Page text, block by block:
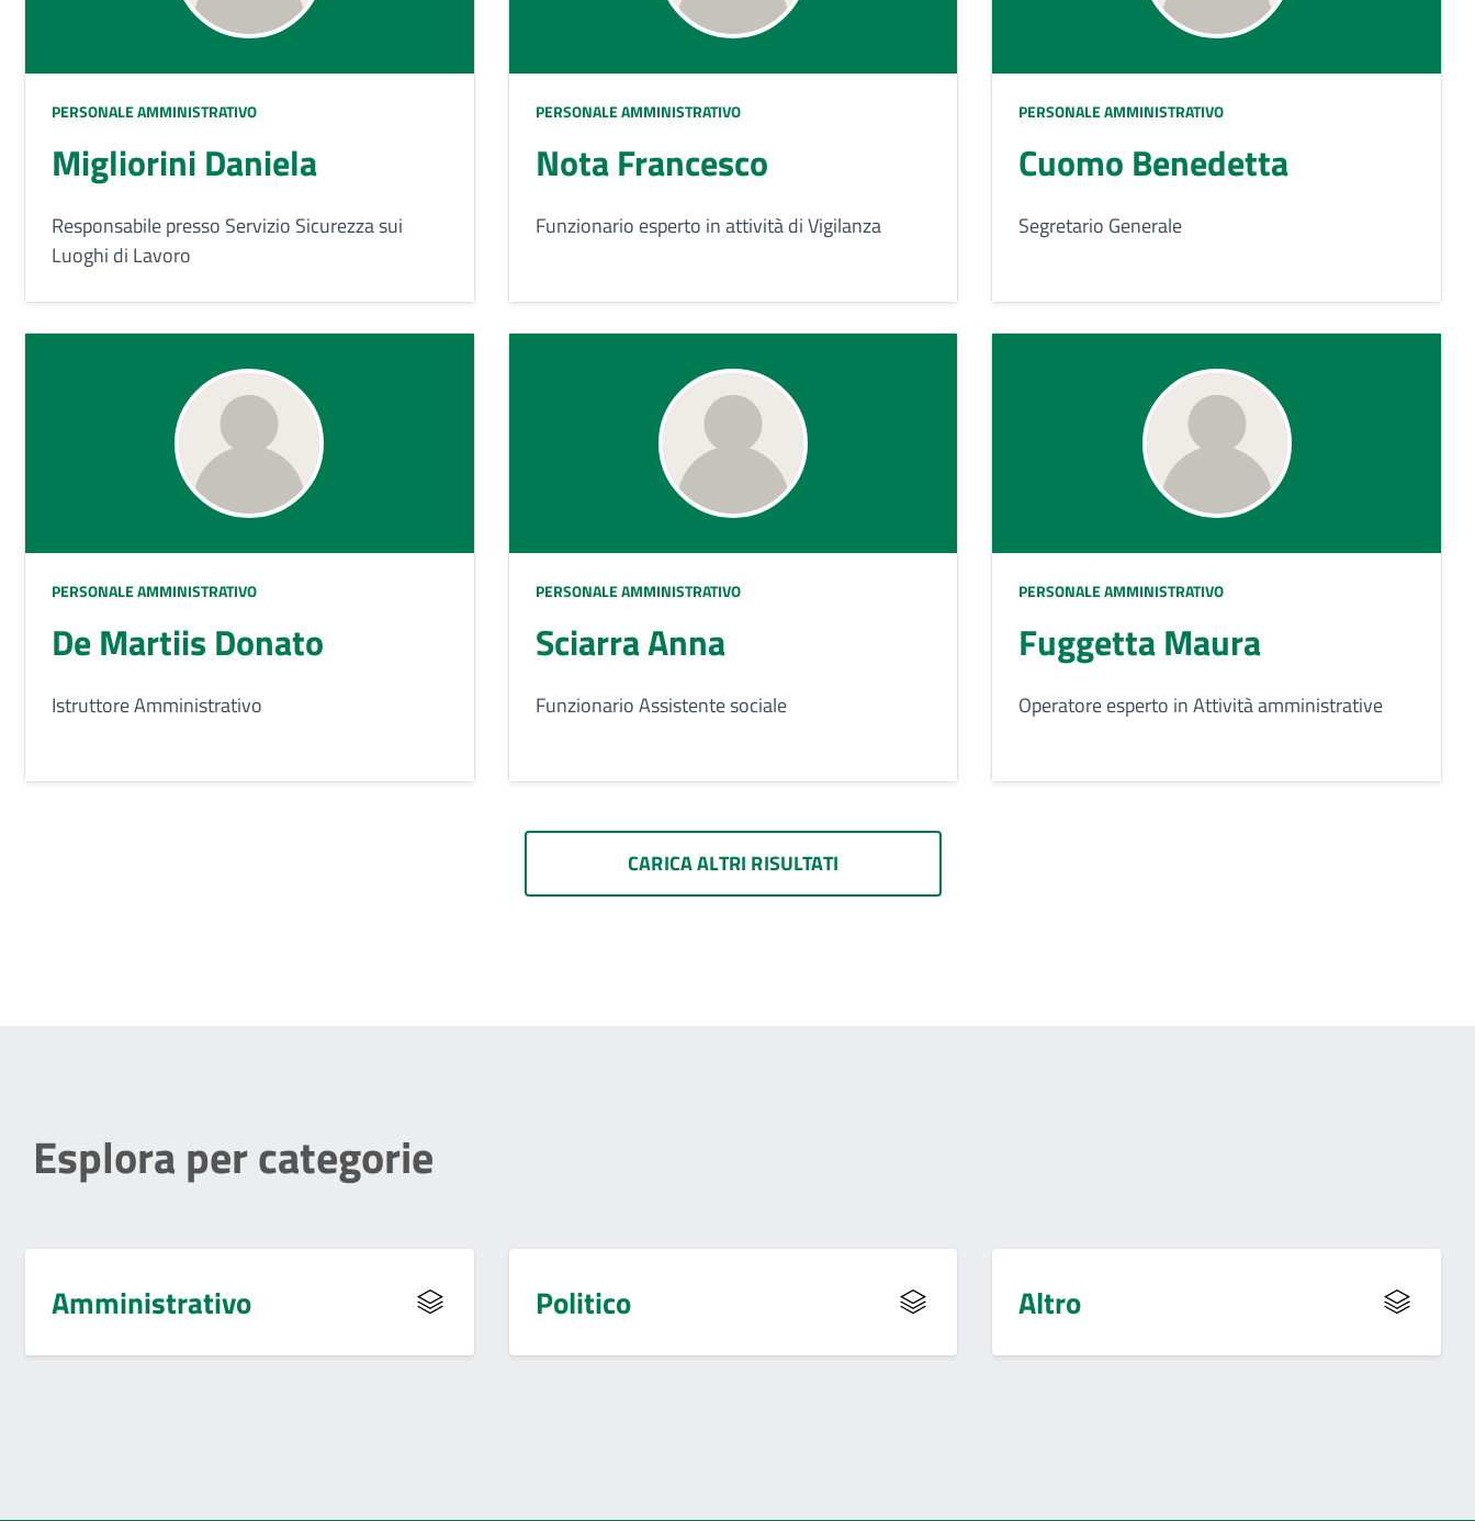
PERSONALE AMMINISTRATIVO
Migliorini Daniela
Responsabile presso Servizio Sicurezza sui
Luoghi di Lavoro
PERSONALE AMMINISTRATIVO
Nota Francesco
Funzionario esperto in attività di Vigilanza
PERSONALE AMMINISTRATIVO
Cuomo Benedetta
Segretario Generale
PERSONALE AMMINISTRATIVO
De Martiis Donato
Istruttore Amministrativo
PERSONALE AMMINISTRATIVO
Sciarra Anna
Funzionario Assistente sociale
PERSONALE AMMINISTRATIVO
Fuggetta Maura
Operatore esperto in Attività amministrative
CARICA ALTRI RISULTATI
Esplora per categorie
Amministrativo Politico Altro